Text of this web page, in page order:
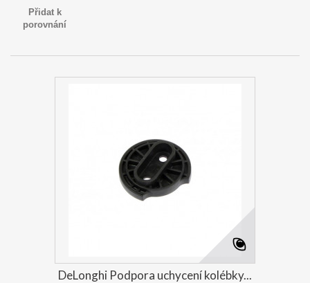
Přidat k
porovnání
DeLonghi Podpora uchycení kolébky...